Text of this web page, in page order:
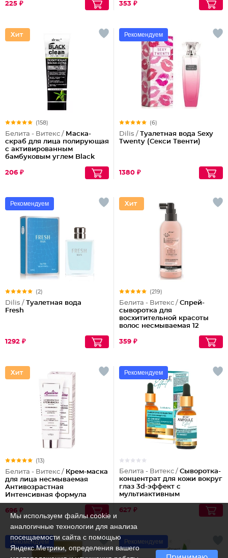
225 ₽
353 ₽
(158)
Белита - Витекс / Маска-
скраб для лица полирующая
с активированным
бамбуковым углем Black
206 ₽
Рекомендуем
(6)
Dilis / Туалетная вода Sexy
Twenty (Секси Твенти)
1380 ₽
Рекомендуем
(2)
Dilis / Туалетная вода
Fresh
1292 ₽
(219)
Белита - Витекс / Спрей-
сыворотка для
восхитительной красоты
волос несмываемая 12
Волосы
359 ₽
(13)
Белита - Витекс / Крем-маска
для лица несмываемая
Антивозрастная
Интенсивная формула
LuxCare
696 ₽
Рекомендуем
Белита - Витекс / Сыворотка-
концентрат для кожи вокруг
глаз 3d-эффект с
мультиактивным
действием
627 ₽
Рекомендуем Рекомендуем
Мы используем файлы cookie и
аналогичные технологии для анализа
посещаемости сайта с помощью
Яндекс.Метрики, определения вашего